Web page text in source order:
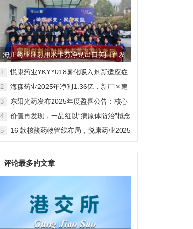
海正药业注射用米卡芬净钠出口美国首发
制剂全球化迈出关键一步
1
悦康药业YKYY018雾化吸入剂新适应症
感染防治
2
海森药业2025年净利1.36亿，新厂区建
3
东阳光药发布2025年度盈喜公告：核心
维度
4
价值再发现，一品红以“病原体防治”概念
5
16 款核酸药物管线布局，悦康药业2025
评论最多的文章